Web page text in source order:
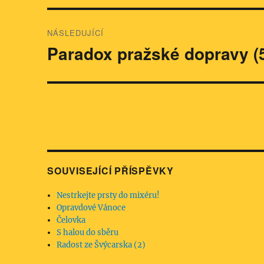
NÁSLEDUJÍCÍ
Následující
Paradox pražské dopravy
SOUVISEJÍCÍ PŘÍSPĚVKY
Nestrkejte prsty do mixéru!
Opravdové Vánoce
Čelovka
S halou do sběru
Radost ze Švýcarska (2)